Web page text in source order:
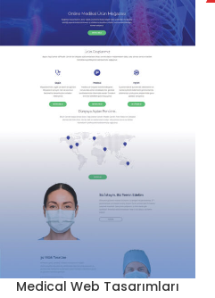
Medical Web Tasarımları